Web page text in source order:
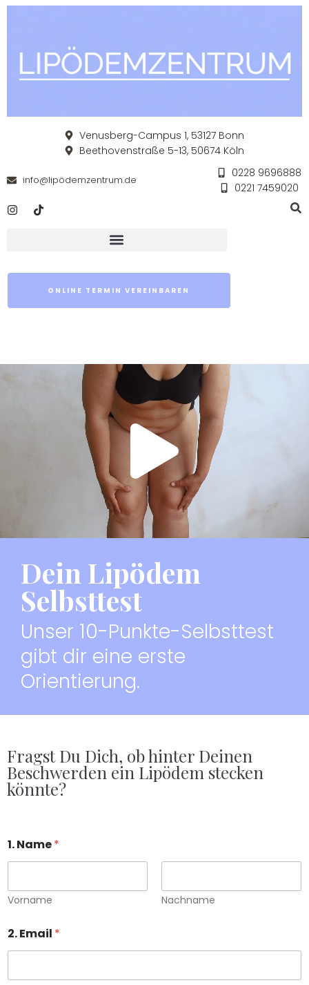
Venusberg-Campus 1, 53127 Bonn
Beethovenstraße 5-13, 50674 Köln
info@lipödemzentrum.de
0228 9696888
0221 7459020
ONLINE TERMIN VEREINBAREN
Dein Lipödem
Selbsttest
Unser 10-Punkte-Selbsttest
gibt dir eine erste
Orientierung.
Fragst Du Dich, ob hinter Deinen
Beschwerden ein Lipödem stecken
könnte?
1. Name*
Vorname Nachname
2. Email *